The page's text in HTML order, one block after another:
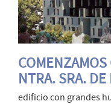
NTRA. SRA.
edificio con grandes